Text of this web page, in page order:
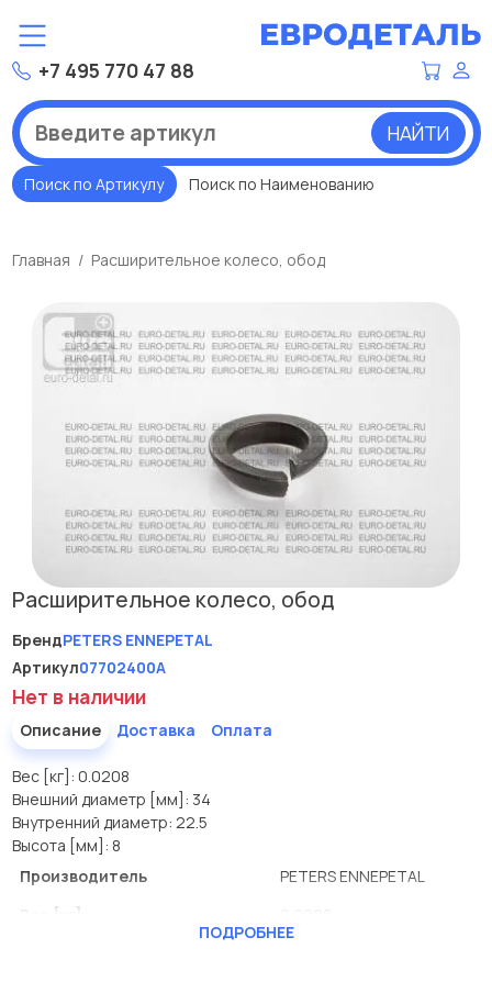
+7 495 770 47 88
НАЙТИ
Поиск по Артикулу Поиск по Наименованию
Главная Расширительное колесо, обод
Расширительное колесо, обод
БрендPETERS ENNEPETAL
Артикул07702400A
Нет в наличии
Описание Доставка Оплата
Вес [кг]: 0.0208
Внешний диаметр [мм]: 34
Внутренний диаметр: 22.5
Высота [мм]: 8
Производитель
PETERS ENNEPETAL
Вес [кг]
ПОДРОБНЕЕ